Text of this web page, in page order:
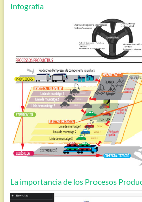
Infografía
La importancia de los Procesos